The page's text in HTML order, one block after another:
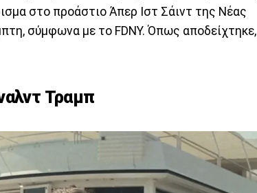
στο προάστιο Άπερ Ιστ Σάιντ της Νέας
σύμφωνα με το FDNY. Όπως αποδείχτηκε,
Τραμπ